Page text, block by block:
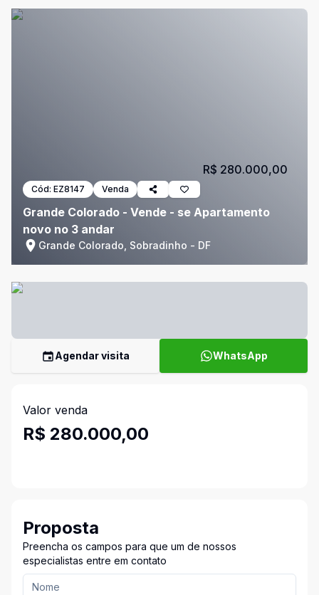
Cód: EZ8147 Venda
Grande Colorado - Vende - se Apartamento
novo no 3 andar
Grande Colorado, Sobradinho - DF
R$ 280.000,00
Agendar visita WhatsApp
Valor venda
R$ 280.000,00
Proposta
Preencha os campos para que um de nossos
especialistas entre em contato